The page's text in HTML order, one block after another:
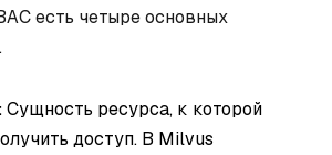
есть четыре основных
Сущность ресурса, к которой
доступ. В Milvus